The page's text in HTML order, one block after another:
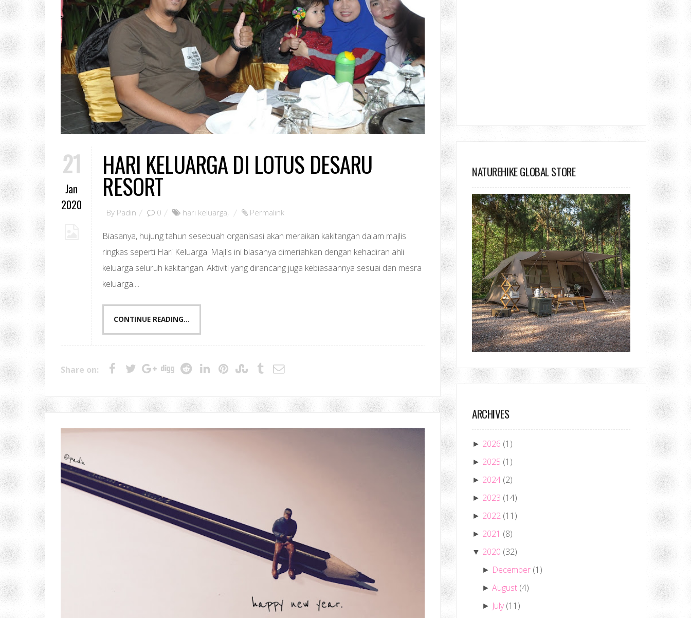
21
Jan
2020
HARI KELUARGA DI LOTUS DESARU
RESORT
By Padin 0 hari keluarga, Permalink
Biasanya, hujung tahun sesebuah organisasi akan meraikan kakitangan dalam majlis
ringkas seperti Hari Keluarga. Majlis ini biasanya dimeriahkan dengan kehadiran ahli
keluarga seluruh kakitangan. Aktiviti yang dirancang juga kebiasaannya sesuai dan mesra
keluarga....
CONTINUE READING...
Share on:
NATUREHIKE GLOBAL STORE
ARCHIVES
► 2026 (1)
► 2025 (1)
► 2024 (2)
► 2023 (14)
► 2022 (11)
► 2021 (8)
▼ 2020 (32)
► December (1)
►August (4)
► July (11)